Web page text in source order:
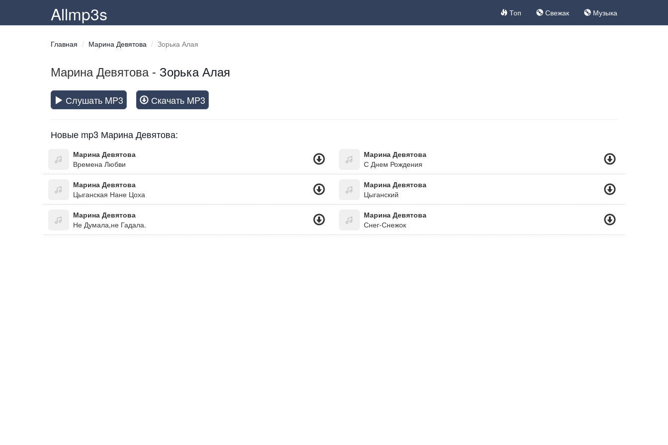
Allmp3s Топ Свежак Музыка
Главная Марина Девятова Зорька Алая
Марина Девятова- Зорька Алая
Слушать MP3 Скачать MP3
Новые mp3 Марина Девятова:
Марина Девятова
Времена Любви
Марина Девятова
С Днем Рождения
Марина Девятова
Цыганская Нане Цоха
Марина Девятова
Цыганский
Марина Девятова
Не Думала,не Гадала.
Марина Девятова
Снег-Снежок